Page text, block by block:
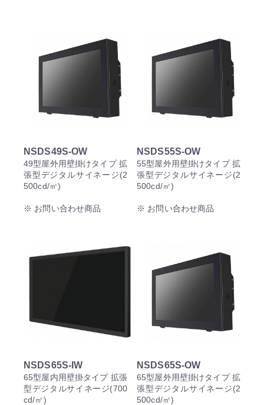
NSDS49S-OW
49型屋外用壁掛けタイプ 拡
張型デジタルサイネージ(2
500cd/㎡)
※ お問い合わせ商品
NSDS55S-OW
55型屋外用壁掛けタイプ 拡
張型デジタルサイネージ(2
500cd/㎡)
※ お問い合わせ商品
NSDS65S-IW
65型屋内用壁掛タイプ 拡張
型デジタルサイネージ(700
cd/㎡)
NSDS65S-OW
65型屋外用壁掛けタイプ 拡
張型デジタルサイネージ(2
500cd/㎡)